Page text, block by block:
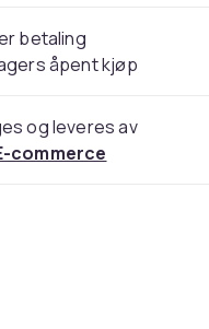
betaling
åpent kjøp
og leveres av
commerce